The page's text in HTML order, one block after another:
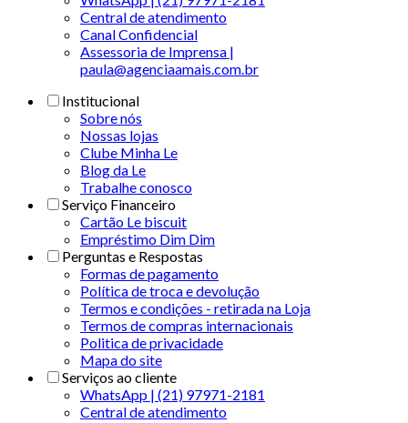
Central de atendimento
Canal Confidencial
Assessoria de Imprensa |
paula@agenciaamais.com.br
Institucional
Sobre nós
Nossas lojas
Clube Minha Le
Blog da Le
Trabalhe conosco
Serviço Financeiro
Cartão Le biscuit
Empréstimo Dim Dim
Perguntas e Respostas
Formas de pagamento
Política de troca e devolução
Termos e condições - retirada na Loja
Termos de compras internacionais
Politica de privacidade
Mapa do site
Serviços ao cliente
WhatsApp | (21) 97971-2181
Central de atendimento